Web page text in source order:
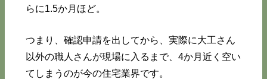
らに1.5か月ほど。
つまり、確認申請を出してから、実際に大工さん
以外の職人さんが現場に入るまで、4か月近く空い
てしまうのが今の住宅業界です。